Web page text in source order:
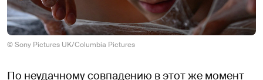
© Sony Pictures UK/Columbia Pictures
По неудачному совпадению в этот же момент